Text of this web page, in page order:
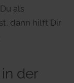
als
dann hilft Dir
der